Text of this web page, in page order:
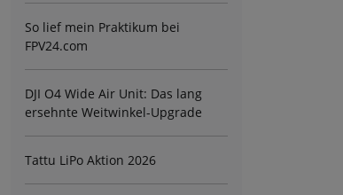
So lief mein Praktikum bei
FPV24.com
DJI O4 Wide Air Unit: Das lang
ersehnte Weitwinkel-Upgrade
Tattu LiPo Aktion 2026